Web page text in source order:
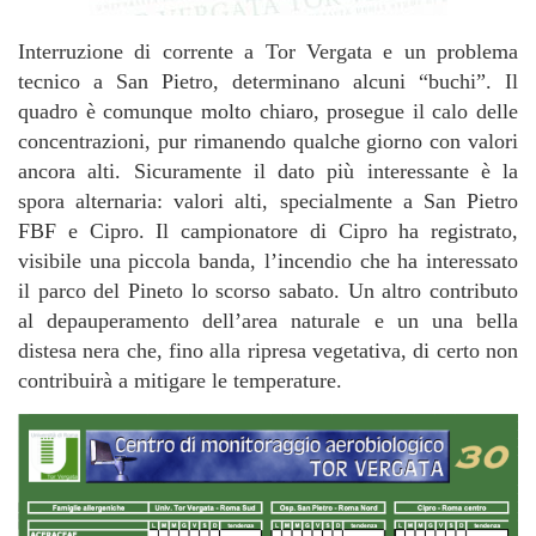
Interruzione di corrente a Tor Vergata e un problema
tecnico a San Pietro, determinano alcuni “buchi”. Il
quadro è comunque molto chiaro, prosegue il calo delle
concentrazioni, pur rimanendo qualche giorno con valori
ancora alti. Sicuramente il dato più interessante è la
spora alternaria: valori alti, specialmente a San Pietro
FBF e Cipro. Il campionatore di Cipro ha registrato,
visibile una piccola banda, l’incendio che ha interessato
il parco del Pineto lo scorso sabato. Un altro contributo
al depauperamento dell’area naturale e un una bella
distesa nera che, fino alla ripresa vegetativa, di certo non
contribuirà a mitigare le temperature.